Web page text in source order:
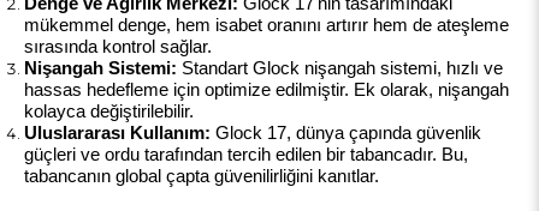
Denge ve Ağırlık Merkezi: Glock 17'nin tasarımındaki
mükemmel denge, hem isabet oranını artırır hem de ateşleme
sırasında kontrol sağlar.
Nişangah Sistemi: Standart Glock nişangah sistemi, hızlı ve
hassas hedefleme için optimize edilmiştir. Ek olarak, nişangah
kolayca değiştirilebilir.
Uluslararası Kullanım: Glock 17, dünya çapında güvenlik
güçleri ve ordu tarafından tercih edilen bir tabancadır. Bu,
tabancanın global çapta güvenilirliğini kanıtlar.